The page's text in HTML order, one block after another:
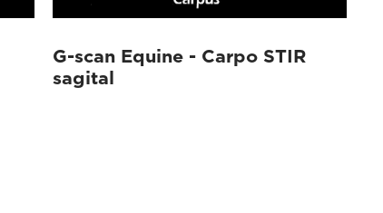
G-scan Equine - Carpo STIR
sagital